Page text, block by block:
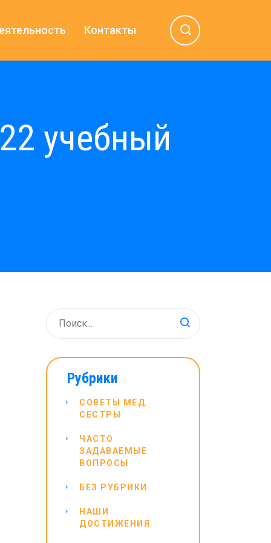
Контакты
учебный
Рубрики
СОВЕТЫ МЕД.
СЕСТРЫ
ЧАСТО
ЗАДАВАЕМЫЕ
ВОПРОСЫ
БЕЗ РУБРИКИ
НАШИ
ДОСТИЖЕНИЯ